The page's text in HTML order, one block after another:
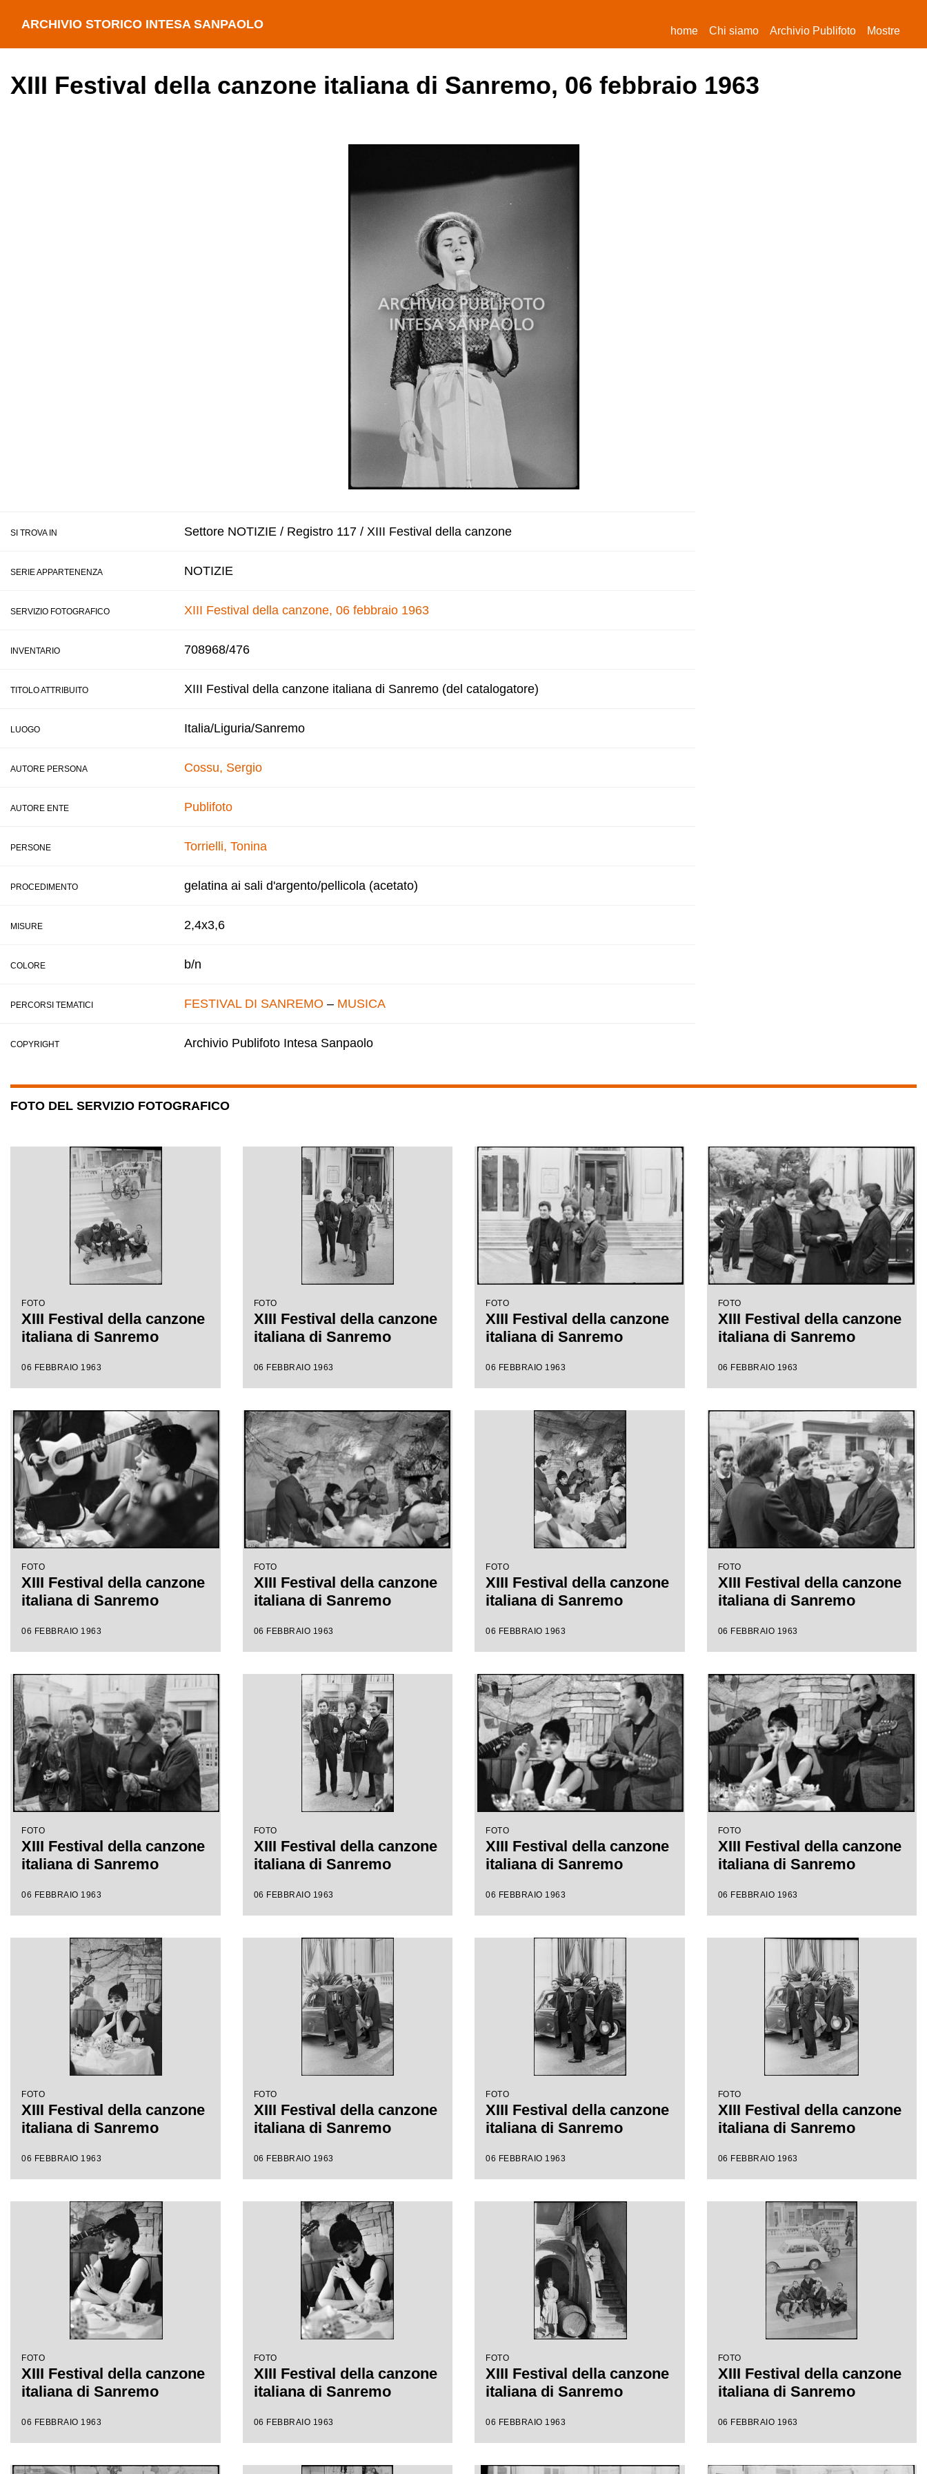
ARCHIVIO STORICO INTESA SANPAOLO home(current)
Chi siamo Archivio Publifoto Mostre
XIII Festival della canzone italiana di Sanremo, 06 febbraio 1963
SI TROVA IN Settore NOTIZIE / Registro 117 / XIII Festival della canzone
SERIE APPARTENENZA NOTIZIE
SERVIZIO FOTOGRAFICO XIII Festival della canzone, 06 febbraio 1963
INVENTARIO 708968/476
TITOLO ATTRIBUITO XIII Festival della canzone italiana di Sanremo (del catalogatore)
LUOGO Italia/Liguria/Sanremo
AUTORE PERSONA Cossu, Sergio
AUTORE ENTE Publifoto
PERSONE Torrielli, Tonina
PROCEDIMENTO gelatina ai sali d'argento/pellicola (acetato)
MISURE 2,4x3,6
COLORE b/n
PERCORSI TEMATICI FESTIVAL DI SANREMO – MUSICA
COPYRIGHT Archivio Publifoto Intesa Sanpaolo
FOTO DEL SERVIZIO FOTOGRAFICO
FOTO
XIII Festival della canzone
italiana di Sanremo
06 FEBBRAIO 1963
FOTO
XIII Festival della canzone
italiana di Sanremo
06 FEBBRAIO 1963
FOTO
XIII Festival della canzone
italiana di Sanremo
06 FEBBRAIO 1963
FOTO
XIII Festival della canzone
italiana di Sanremo
06 FEBBRAIO 1963
FOTO
XIII Festival della canzone
italiana di Sanremo
06 FEBBRAIO 1963
FOTO
XIII Festival della canzone
italiana di Sanremo
06 FEBBRAIO 1963
FOTO
XIII Festival della canzone
italiana di Sanremo
06 FEBBRAIO 1963
FOTO
XIII Festival della canzone
italiana di Sanremo
06 FEBBRAIO 1963
FOTO
XIII Festival della canzone
italiana di Sanremo
06 FEBBRAIO 1963
FOTO
XIII Festival della canzone
italiana di Sanremo
06 FEBBRAIO 1963
FOTO
XIII Festival della canzone
italiana di Sanremo
06 FEBBRAIO 1963
FOTO
XIII Festival della canzone
italiana di Sanremo
06 FEBBRAIO 1963
FOTO
XIII Festival della canzone
italiana di Sanremo
06 FEBBRAIO 1963
FOTO
XIII Festival della canzone
italiana di Sanremo
06 FEBBRAIO 1963
FOTO
XIII Festival della canzone
italiana di Sanremo
06 FEBBRAIO 1963
FOTO
XIII Festival della canzone
italiana di Sanremo
06 FEBBRAIO 1963
FOTO
XIII Festival della canzone
italiana di Sanremo
06 FEBBRAIO 1963
FOTO
XIII Festival della canzone
italiana di Sanremo
06 FEBBRAIO 1963
FOTO
XIII Festival della canzone
italiana di Sanremo
06 FEBBRAIO 1963
FOTO
XIII Festival della canzone
italiana di Sanremo
06 FEBBRAIO 1963